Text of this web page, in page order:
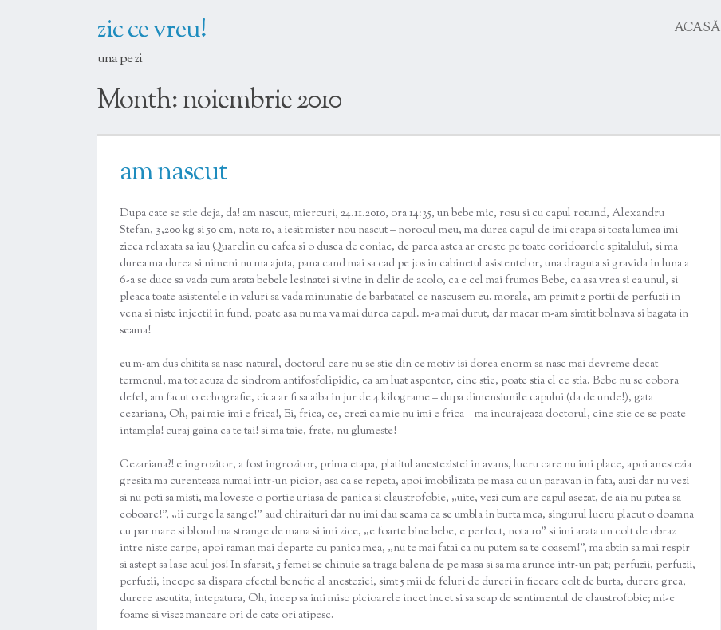
zic ce vreu!
una pe zi
ACASĂ
Month:noiembrie 2010
am nascut
Dupa cate se stie deja, da! am nascut, miercuri, 24.11.2010, ora 14:35, un bebe mic, rosu si cu capul rotund, Alexandru
Stefan, 3,200 kg si 50 cm, nota 10, a iesit mister nou nascut – norocul meu, ma durea capul de imi crapa si toata lumea imi
zicea relaxata sa iau Quarelin cu cafea si o dusca de coniac, de parca astea ar creste pe toate coridoarele spitalului, si ma
durea ma durea si nimeni nu ma ajuta, pana cand mai sa cad pe jos in cabinetul asistentelor, una draguta si gravida in luna a
6-a se duce sa vada cum arata bebele lesinatei si vine in delir de acolo, ca e cel mai frumos Bebe, ca asa vrea si ea unul, si
pleaca toate asistentele in valuri sa vada minunatie de barbatatel ce nascusem eu. morala, am primit 2 portii de perfuzii in
vena si niste injectii in fund, poate asa nu ma va mai durea capul. m-a mai durut, dar macar m-am simtit bolnava si bagata in
seama!
eu m-am dus chitita sa nasc natural, doctorul care nu se stie din ce motiv isi dorea enorm sa nasc mai devreme decat
termenul, ma tot acuza de sindrom antifosfolipidic, ca am luat aspenter, cine stie, poate stia el ce stia. Bebe nu se cobora
defel, am facut o echografie, cica ar fi sa aiba in jur de 4 kilograme – dupa dimensiunile capului (da de unde!), gata
cezariana, Oh, pai mie imi e frica!, Ei, frica, ce, crezi ca mie nu imi e frica – ma incurajeaza doctorul, cine stie ce se poate
intampla! curaj gaina ca te tai! si ma taie, frate, nu glumeste!
Cezariana?! e ingrozitor, a fost ingrozitor, prima etapa, platitul anestezistei in avans, lucru care nu imi place, apoi anestezia
gresita ma curenteaza numai intr-un picior, asa ca se repeta, apoi imobilizata pe masa cu un paravan in fata, auzi dar nu vezi
si nu poti sa misti, ma loveste o portie uriasa de panica si claustrofobie, „uite, vezi cum are capul asezat, de aia nu putea sa
coboare!”, „ii curge la sange!” aud chiraituri dar nu imi dau seama ca se umbla in burta mea, singurul lucru placut o doamna
cu par mare si blond ma strange de mana si imi zice, „e foarte bine bebe, e perfect, nota 10” si imi arata un colt de obraz
intre niste carpe, apoi raman mai departe cu panica mea, „nu te mai fatai ca nu putem sa te coasem!”, ma abtin sa mai respir
si astept sa lase acul jos! In sfarsit, 5 femei se chinuie sa traga balena de pe masa si sa ma arunce intr-un pat; perfuzii, perfuzii,
perfuzii, incepe sa dispara efectul benefic al anesteziei, simt 5 mii de feluri de dureri in fiecare colt de burta, durere grea,
durere ascutita, intepatura, Oh, incep sa imi misc picioarele incet incet si sa scap de sentimentul de claustrofobie; mi-e
foame si visez mancare ori de cate ori atipesc.